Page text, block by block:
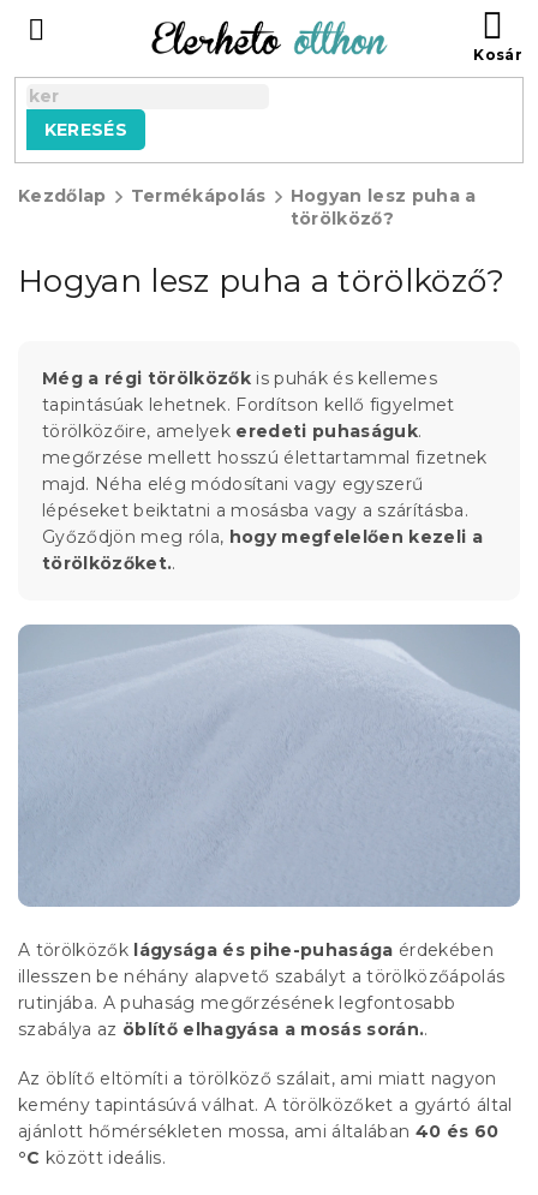
tartalomhoz
KERESÉS
Kezdőlap Termékápolás
Hogyan lesz puha a
törölköző?
Hogyan lesz puha a törölköző?
Még a régi törölközők is puhák és kellemes
tapintásúak lehetnek. Fordítson kellő figyelmet
törölközőire, amelyek eredeti puhaságuk.
megőrzése mellett hosszú élettartammal fizetnek
majd. Néha elég módosítani vagy egyszerű
lépéseket beiktatni a mosásba vagy a szárításba.
Győződjön meg róla, hogy megfelelően kezeli a
törölközőket..
A törölközők lágysága és pihe-puhasága érdekében
illesszen be néhány alapvető szabályt a törölközőápolás
rutinjába. A puhaság megőrzésének legfontosabb
szabálya az öblítő elhagyása a mosás során..
Az öblítő eltömíti a törölköző szálait, ami miatt nagyon
kemény tapintásúvá válhat. A törölközőket a gyártó által
ajánlott hőmérsékleten mossa, ami általában 40 és 60
°C között ideális.